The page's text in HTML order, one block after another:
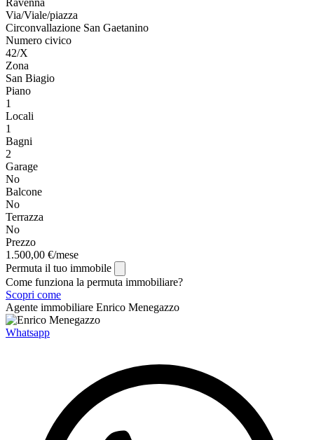
Ravenna
Via/Viale/piazza
Circonvallazione San Gaetanino
Numero civico
42/X
Zona
San Biagio
Piano
1
Locali
1
Bagni
2
Garage
No
Balcone
No
Terrazza
No
Prezzo
1.500,00 €/mese
Permuta il tuo immobile
Come funziona la permuta immobiliare?
Scopri come
Agente immobiliare Enrico Menegazzo
Whatsapp